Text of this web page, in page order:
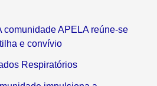
comunidade APELA reúne-se
e convívio
Respiratórios